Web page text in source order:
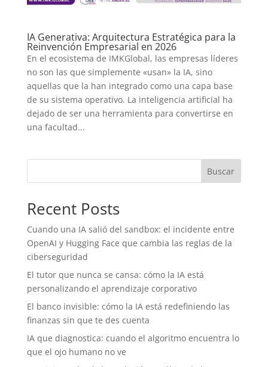
IA Generativa: Arquitectura Estratégica para la
Reinvención Empresarial en 2026
En el ecosistema de IMKGlobal, las empresas líderes
no son las que simplemente «usan» la IA, sino
aquellas que la han integrado como una capa base
de su sistema operativo. La inteligencia artificial ha
dejado de ser una herramienta para convertirse en
una facultad...
Buscar
Recent Posts
Cuando una IA salió del sandbox: el incidente entre
OpenAI y Hugging Face que cambia las reglas de la
ciberseguridad
El tutor que nunca se cansa: cómo la IA está
personalizando el aprendizaje corporativo
El banco invisible: cómo la IA está redefiniendo las
finanzas sin que te des cuenta
IA que diagnostica: cuando el algoritmo encuentra lo
que el ojo humano no ve